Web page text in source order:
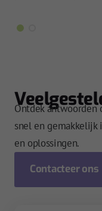
Ontdek antwoorden
snel en
en oplossingen.
Contacteer ons